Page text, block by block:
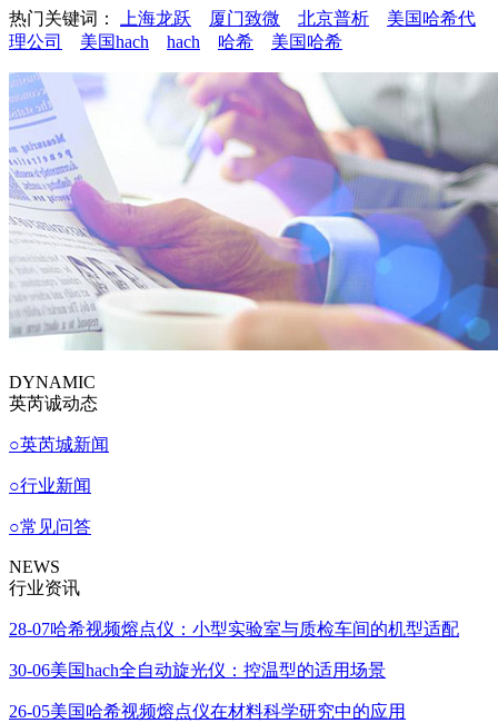
热门关键词： 上海龙跃 厦门致微 北京普析
美国哈希代
理公司
美国hach hach 哈希 美国哈希
DYNAMIC
英芮诚动态
○英芮城新闻
○行业新闻
○常见问答
NEWS
行业资讯
28-07哈希视频熔点仪：小型实验室与质检车间的机型适配
30-06美国hach全自动旋光仪：控温型的适用场景
26-05美国哈希视频熔点仪在材料科学研究中的应用